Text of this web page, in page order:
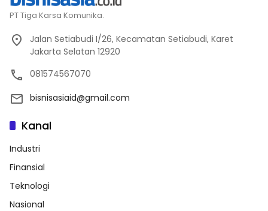
PT Tiga Karsa Komunika.
Jalan Setiabudi I/26, Kecamatan Setiabudi, Karet
Jakarta Selatan 12920
081574567070
bisnisasiaid@gmail.com
Kanal
Industri
Finansial
Teknologi
Nasional